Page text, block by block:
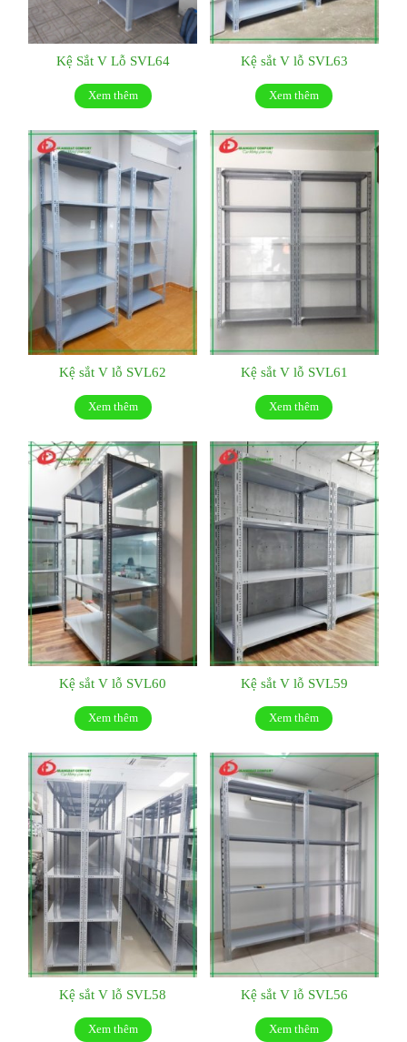
Kệ Sắt V Lỗ SVL64
Xem thêm
Kệ sắt V lỗ SVL63
Xem thêm
Kệ sắt V lỗ SVL62
Xem thêm
Kệ sắt V lỗ SVL61
Xem thêm
Kệ sắt V lỗ SVL60
Xem thêm
Kệ sắt V lỗ SVL59
Xem thêm
Kệ sắt V lỗ SVL58
Xem thêm
Kệ sắt V lỗ SVL56
Xem thêm